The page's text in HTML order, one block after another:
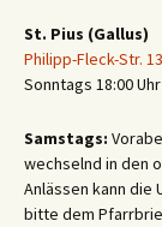
St. Pius (Gallus)
Philipp-Fleck-Str. 13
Sonntags 18:00 Uhr
Samstags:
wechselnd in den
Anlässen kann die
bitte dem